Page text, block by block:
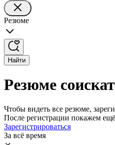
Резюме
Найти
Резюме
Чтобы видеть все резюме,
После регистрации покажем
Зарегистрироваться
За всё время